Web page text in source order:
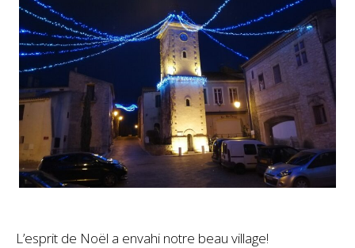
L’esprit de Noël a envahi notre beau village!